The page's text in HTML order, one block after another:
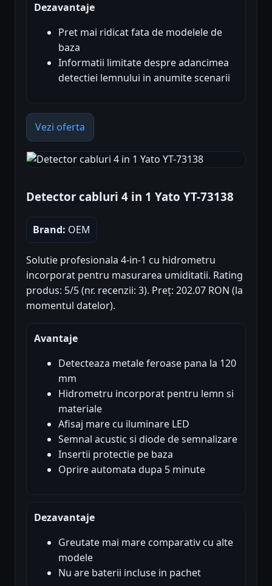
Dezavantaje
Pret mai ridicat fata de modelele de
baza
Informatii limitate despre adancimea
detectiei lemnului in anumite scenarii
Vezi oferta
Detector cabluri 4 in 1 Yato YT-73138
Brand: OEM
Solutie profesionala 4-in-1 cu hidrometru
incorporat pentru masurarea umiditatii. Rating
produs: 5/5 (nr. recenzii: 3). Preț: 202.07 RON (la
momentul datelor).
Avantaje
Detecteaza metale feroase pana la 120
mm
Hidrometru incorporat pentru lemn si
materiale
Afisaj mare cu iluminare LED
Semnal acustic si diode de semnalizare
Insertii protectie pe baza
Oprire automata dupa 5 minute
Dezavantaje
Greutate mai mare comparativ cu alte
modele
Nu are baterii incluse in pachet